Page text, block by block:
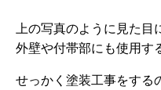
上の写真のように見た
外壁や付帯部にも使用す
せっかく塗装工事をする